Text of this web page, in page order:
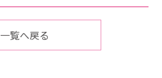
一覧へ戻る